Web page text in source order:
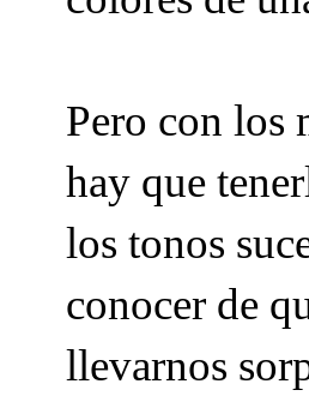
Pero con los
hay que
los tonos
conocer de
llevarnos